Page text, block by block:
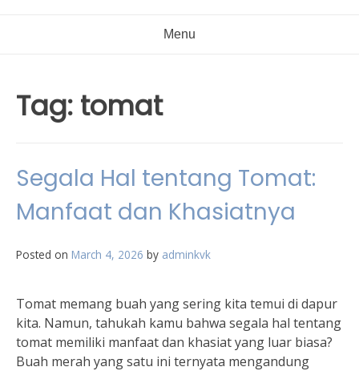
Menu
Tag: tomat
Segala Hal tentang Tomat:
Manfaat dan Khasiatnya
Posted on March 4, 2026 by adminkvk
Tomat memang buah yang sering kita temui di dapur
kita. Namun, tahukah kamu bahwa segala hal tentang
tomat memiliki manfaat dan khasiat yang luar biasa?
Buah merah yang satu ini ternyata mengandung